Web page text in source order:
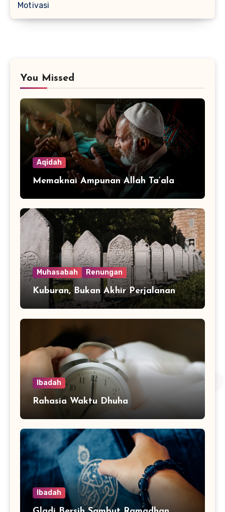
Motivasi
You Missed
Aqidah
Memaknai Ampunan Allah Ta’ala
Muhasabah Renungan
Kuburan, Bukan Akhir Perjalanan
Ibadah
Rahasia Waktu Dhuha
Ibadah